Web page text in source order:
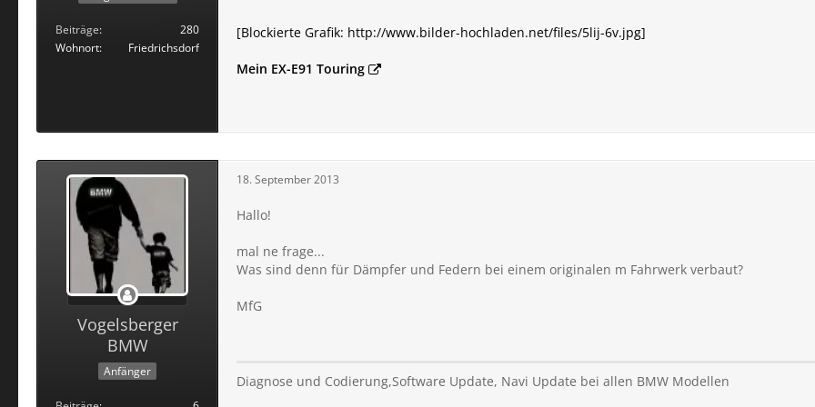
Beiträge
280
Wohnort
Friedrichsdorf
[Blockierte Grafik: http://www.bilder-hochladen.net/files/5lij-6v.jpg]
Mein EX-E91 Touring
Vogelsberger
BMW
Anfänger
18. September 2013
Hallo!
mal ne frage...
Was sind denn für Dämpfer und Federn bei einem originalen m Fahrwerk verbaut?
MfG
Diagnose und Codierung,Software Update, Navi Update bei allen BMW Modellen